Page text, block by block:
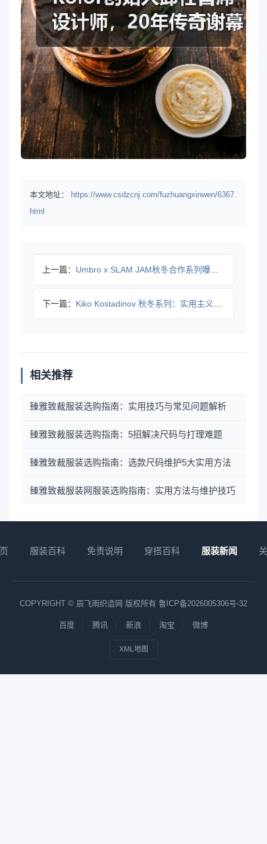
本文地址：
https://www.csdzcnj.com/fuzhuangxinwen/6367.
html
上一篇： Umbro x SLAM JAM秋冬合作系列曝光 小丑元素暗
下一篇： Kiko Kostadinov 秋冬系列：实用主义与创新设计
相关推荐
臻雅致裁服装选购指南：实用技巧与常见问题解析
臻雅致裁服装选购指南：5招解决尺码与打理难题
臻雅致裁服装选购指南：选款尺码维护5大实用方法
臻雅致裁服装网服装选购指南：实用方法与维护技巧
服装百科 免责说明 穿搭百科 服装新闻
COPYRIGHT © 辰飞雨织造网 版权所有 鲁ICP备2026005306号-32
百度 腾讯 新浪 淘宝 微博
XML地图